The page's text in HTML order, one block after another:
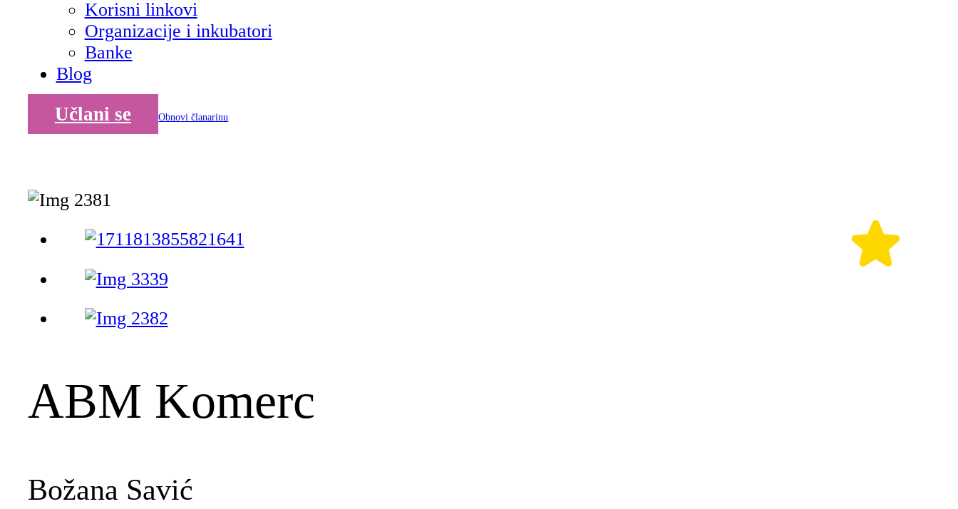
Korisni linkovi
Organizacije i inkubatori
Banke
Blog
Učlani se Obnovi članarinu
ABM Komerc
Božana Savić